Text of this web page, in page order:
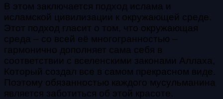
В этом заключается подход ислама и
исламской цивилизации к окружающей среде.
Этот подход гласит о том, что окружающая
среда – со всей её многогранностью –
гармонично дополняет сама себя в
соответствии с вселенскими законами Аллаха,
Который создал все в самом прекрасном виде.
Поэтому обязанностью каждого мусульманина
является заботиться об этой красоте.